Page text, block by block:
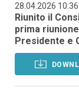
28.04.2026 10:36
Riunito il
prima
Presidente e